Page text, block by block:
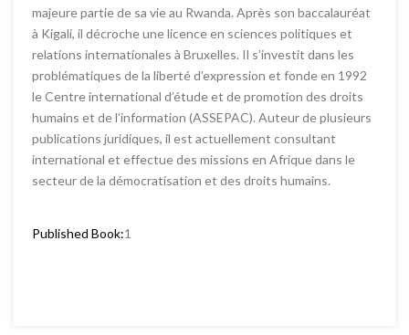
majeure partie de sa vie au Rwanda. Après son baccalauréat
à Kigali, il décroche une licence en sciences politiques et
relations internationales à Bruxelles. Il s’investit dans les
problématiques de la liberté d’expression et fonde en 1992
le Centre international d’étude et de promotion des droits
humains et de l’information (ASSEPAC). Auteur de plusieurs
publications juridiques, il est actuellement consultant
international et effectue des missions en Afrique dans le
secteur de la démocratisation et des droits humains.
Published Book:1